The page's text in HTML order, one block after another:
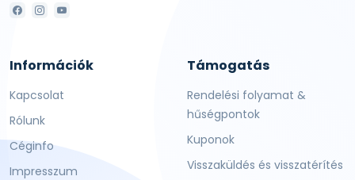
Információk
Kapcsolat
Rólunk
Céginfo
Impresszum
Támogatás
Rendelési folyamat &
hűségpontok
Kuponok
Visszaküldés és visszatérítés